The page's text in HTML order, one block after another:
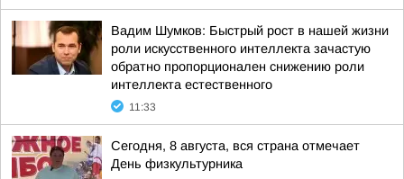
Вадим Шумков: Быстрый рост в нашей жизни
роли искусственного интеллекта зачастую
обратно пропорционален снижению роли
интеллекта естественного
11:33
Сегодня, 8 августа, вся страна отмечает
День физкультурника